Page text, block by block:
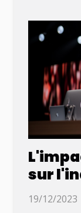
sur
19/12/2023